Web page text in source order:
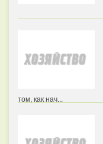
том, как нач...